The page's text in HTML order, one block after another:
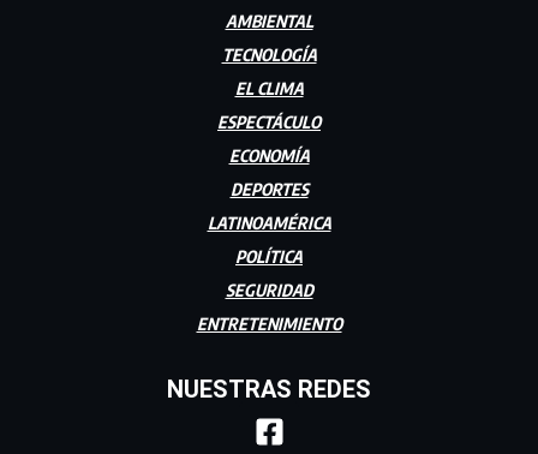
AMBIENTAL
TECNOLOGÍA
EL CLIMA
ESPECTÁCULO
ECONOMÍA
DEPORTES
LATINOAMÉRICA
POLÍTICA
SEGURIDAD
ENTRETENIMIENTO
NUESTRAS REDES